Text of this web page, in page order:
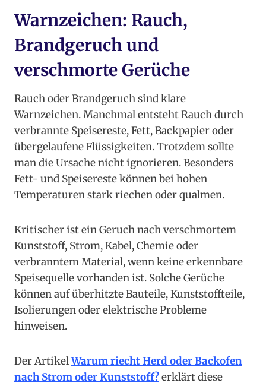
Warnzeichen: Rauch,
Brandgeruch und
verschmorte Gerüche
Rauch oder Brandgeruch sind klare
Warnzeichen. Manchmal entsteht Rauch durch
verbrannte Speisereste, Fett, Backpapier oder
übergelaufene Flüssigkeiten. Trotzdem sollte
man die Ursache nicht ignorieren. Besonders
Fett- und Speisereste können bei hohen
Temperaturen stark riechen oder qualmen.
Kritischer ist ein Geruch nach verschmortem
Kunststoff, Strom, Kabel, Chemie oder
verbranntem Material, wenn keine erkennbare
Speisequelle vorhanden ist. Solche Gerüche
können auf überhitzte Bauteile, Kunststoffteile,
Isolierungen oder elektrische Probleme
hinweisen.
Der ArtikelWarum riecht Herd oder Backofen
nach Strom oder Kunststoff?erklärt diese